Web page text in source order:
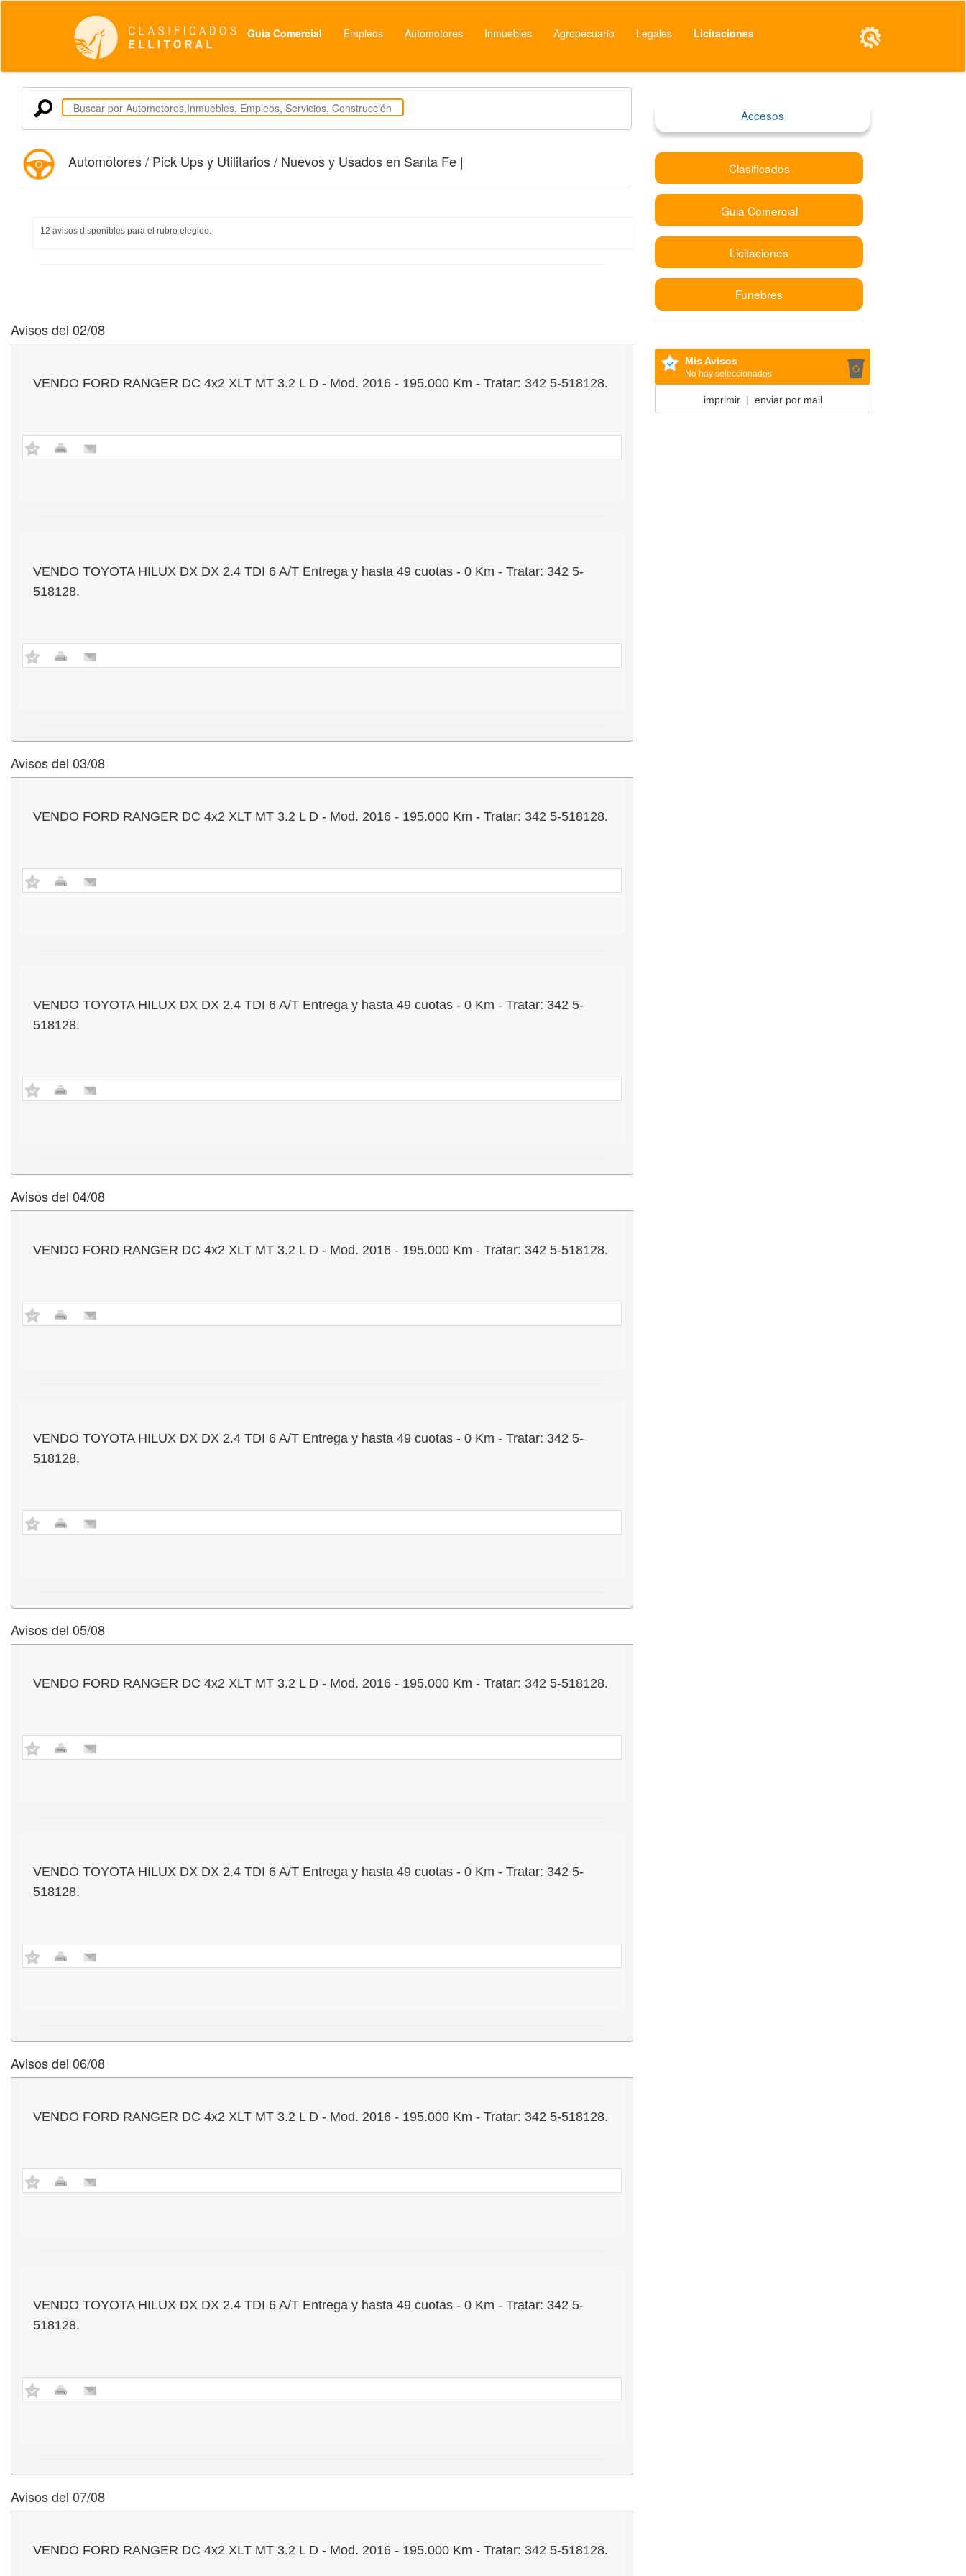
Guía Comercial Empleos Automotores Inmuebles Agropecuario Legales Licitaciones
Automotores / Pick Ups y Utilitarios / Nuevos y Usados en Santa Fe |
12 avisos disponibles para el rubro elegido.
Avisos del 02/08
VENDO FORD RANGER DC 4x2 XLT MT 3.2 L D - Mod. 2016 - 195.000 Km - Tratar: 342 5-518128.
VENDO TOYOTA HILUX DX DX 2.4 TDI 6 A/T Entrega y hasta 49 cuotas - 0 Km - Tratar: 342 5-
518128.
Avisos del 03/08
VENDO FORD RANGER DC 4x2 XLT MT 3.2 L D - Mod. 2016 - 195.000 Km - Tratar: 342 5-518128.
VENDO TOYOTA HILUX DX DX 2.4 TDI 6 A/T Entrega y hasta 49 cuotas - 0 Km - Tratar: 342 5-
518128.
Avisos del 04/08
VENDO FORD RANGER DC 4x2 XLT MT 3.2 L D - Mod. 2016 - 195.000 Km - Tratar: 342 5-518128.
VENDO TOYOTA HILUX DX DX 2.4 TDI 6 A/T Entrega y hasta 49 cuotas - 0 Km - Tratar: 342 5-
518128.
Avisos del 05/08
VENDO FORD RANGER DC 4x2 XLT MT 3.2 L D - Mod. 2016 - 195.000 Km - Tratar: 342 5-518128.
VENDO TOYOTA HILUX DX DX 2.4 TDI 6 A/T Entrega y hasta 49 cuotas - 0 Km - Tratar: 342 5-
518128.
Avisos del 06/08
VENDO FORD RANGER DC 4x2 XLT MT 3.2 L D - Mod. 2016 - 195.000 Km - Tratar: 342 5-518128.
VENDO TOYOTA HILUX DX DX 2.4 TDI 6 A/T Entrega y hasta 49 cuotas - 0 Km - Tratar: 342 5-
518128.
Avisos del 07/08
VENDO FORD RANGER DC 4x2 XLT MT 3.2 L D - Mod. 2016 - 195.000 Km - Tratar: 342 5-518128.
Accesos
Clasificados
Guia Comercial
Licitaciones
Funebres
Mis Avisos
No hay seleccionados
imprimir| enviar por mail